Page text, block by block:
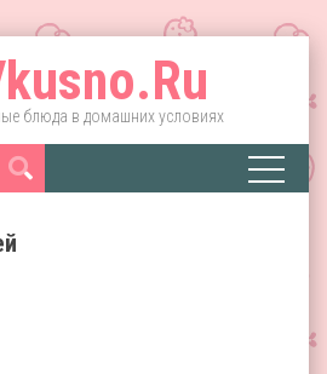
блюда в домашних условиях